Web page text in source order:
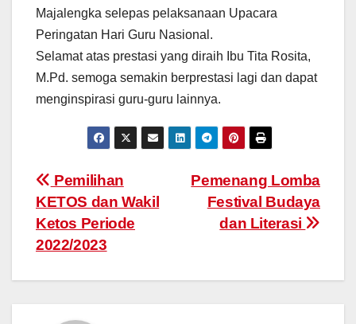
Majalengka selepas pelaksanaan Upacara
Peringatan Hari Guru Nasional.
Selamat atas prestasi yang diraih Ibu Tita Rosita,
M.Pd. semoga semakin berprestasi lagi dan dapat
menginspirasi guru-guru lainnya.
Pemenang Lomba
Festival Budaya
dan Literasi
Pemilihan
KETOS dan Wakil
Ketos Periode
2022/2023